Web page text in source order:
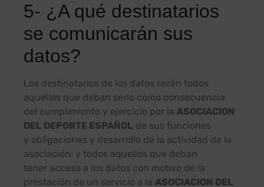
5- ¿A qué destinatarios
se comunicarán sus
datos?
Los destinatarios de los datos serán todos
aquellos que deban serlo como consecuencia
del cumplimiento y ejercicio por la ASOCIACION
DEL DEPORTE ESPAÑOL de sus funciones
y obligaciones y desarrollo de la actividad de la
asociación; y todos aquellos que deban
tener acceso a los datos con motivo de la
prestación de un servicio a la ASOCIACION DEL